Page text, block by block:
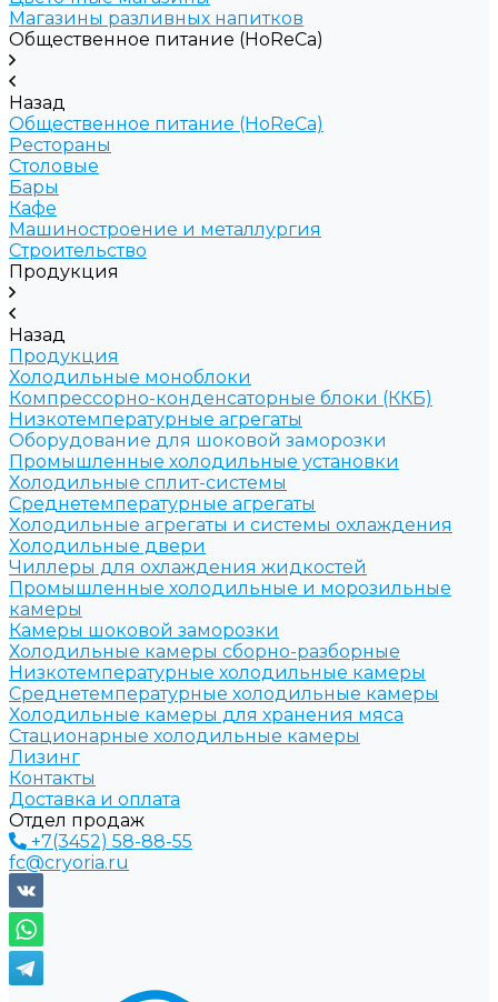
Магазины разливных напитков
Общественное питание (HoReCa)
Назад
Общественное питание (HoReCa)
Рестораны
Столовые
Бары
Кафе
Машиностроение и металлургия
Строительство
Продукция
Назад
Продукция
Холодильные моноблоки
Компрессорно-конденсаторные блоки (ККБ)
Низкотемпературные агрегаты
Оборудование для шоковой заморозки
Промышленные холодильные установки
Холодильные сплит-системы
Среднетемпературные агрегаты
Холодильные агрегаты и системы охлаждения
Холодильные двери
Чиллеры для охлаждения жидкостей
Промышленные холодильные и морозильные
камеры
Камеры шоковой заморозки
Холодильные камеры сборно-разборные
Низкотемпературные холодильные камеры
Среднетемпературные холодильные камеры
Холодильные камеры для хранения мяса
Стационарные холодильные камеры
Лизинг
Контакты
Доставка и оплата
Отдел продаж
+7(3452) 58-88-55
fc@cryoria.ru